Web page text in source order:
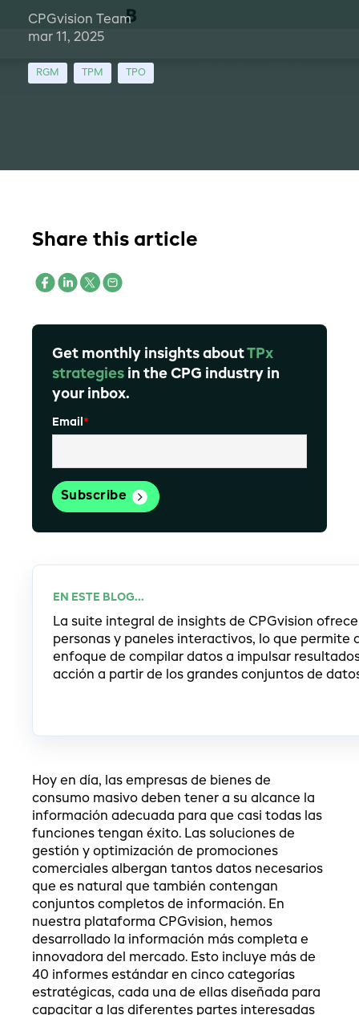
CPGvision Team
mar 11, 2025
RGM TPM TPO
Share this article
Get monthly insights aboutTPx
strategies in the CPG industry in
your inbox.
Email *
EN ESTE BLOG...
La suite integral de insights de CPGvision
personas y paneles interactivos, lo que permite
enfoque de compilar datos a impulsar
acción a partir de los grandes conjuntos de
Hoy en día, las empresas de bienes de
consumo masivo deben tener a su alcance la
información adecuada para que casi todas las
funciones tengan éxito. Las soluciones de
gestión y optimización de promociones
comerciales albergan tantos datos necesarios
que es natural que también contengan
conjuntos completos de información. En
nuestra plataforma CPGvision, hemos
desarrollado la información más completa e
innovadora del mercado. Esto incluye más de
40 informes estándar en cinco categorías
estratégicas, cada una de ellas diseñada para
capacitar a las diferentes partes interesadas